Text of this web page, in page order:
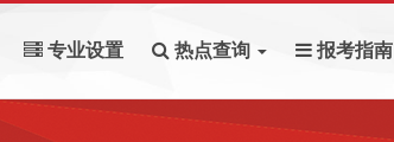
专业设置 热点查询 报考指南